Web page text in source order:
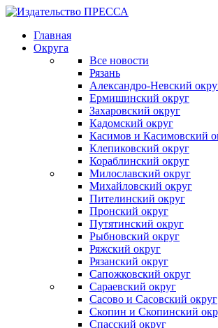
Главная
Округа
Все новости
Рязань
Александро-Невский
Ермишинский округ
Захаровский округ
Кадомский округ
Касимов и Касимовский
Клепиковский округ
Кораблинский округ
Милославский округ
Михайловский округ
Пителинский округ
Пронский округ
Путятинский округ
Рыбновский округ
Ряжский округ
Рязанский округ
Сапожковский округ
Сараевский округ
Сасово и Сасовский округ
Скопин и Скопинский
Спасский округ